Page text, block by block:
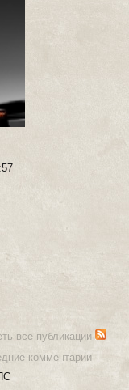
все публикации
комментарии